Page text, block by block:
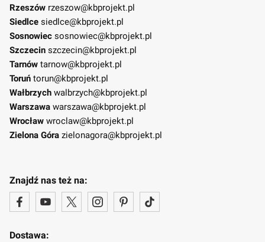
Rzeszów rzeszow@kbprojekt.pl
Siedlce siedlce@kbprojekt.pl
Sosnowiec sosnowiec@kbprojekt.pl
Szczecin szczecin@kbprojekt.pl
Tarnów tarnow@kbprojekt.pl
Toruń torun@kbprojekt.pl
Wałbrzych walbrzych@kbprojekt.pl
Warszawa warszawa@kbprojekt.pl
Wrocław wroclaw@kbprojekt.pl
Zielona Góra zielonagora@kbprojekt.pl
Znajdź nas też na:
Dostawa: